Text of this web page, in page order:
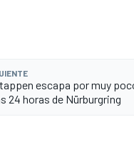
escapa por muy
24 horas de Nürburgring